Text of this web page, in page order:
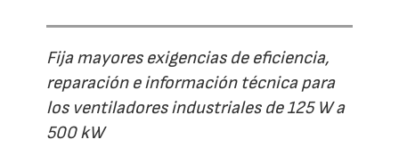
Fija mayores exigencias de eficiencia,
reparación e información técnica para
los ventiladores industriales de 125 W a
500 kW